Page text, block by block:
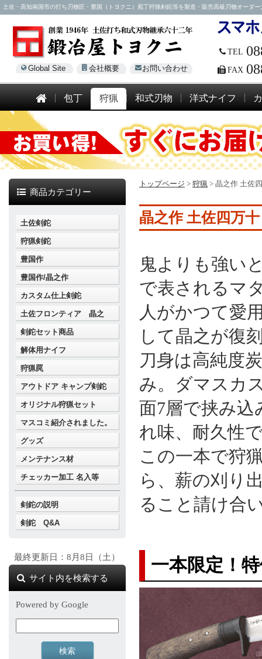
土佐・高知南国市の打ち刃物匠・豊国（トヨクニ）庖丁狩猟剣鉈等を製造・販売高級刃物オーダ
Global Site 会社概要 お問い合わせ
TEL
FAX
包丁 狩猟 和式刃物 洋式ナイフ
トップページ > 狩猟 > 晶之作 土佐
晶之作 土佐四万
鬼よりも強い
で表されるマ
人がかつて愛
して晶之が復
刀身は高純度
み。ダマスカ
面7層で挟み
れ味、耐久性
この一本で狩
ら、薪の刈り
ること請け合
一本限定！
商品カテゴリー
土佐剣鉈
狩猟剣鉈
豊国作
豊国作/晶之作
カスタム仕上剣鉈
土佐フロンティア 晶之
剣鉈セット商品
解体用ナイフ
狩猟罠
アウトドア キャンプ剣鉈
オリジナル狩猟セット
マスコミ紹介されました。
グッズ
メンテナンス材
チェッカー加工 名入等
剣鉈の説明
剣鉈 Q&A
最終更新日：8月8日（土）
サイト内を検索する
Powered by Google